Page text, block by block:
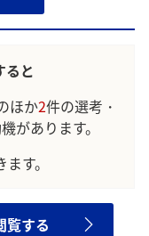
ると
ほか2件の選考・
があります。
す。
覧する